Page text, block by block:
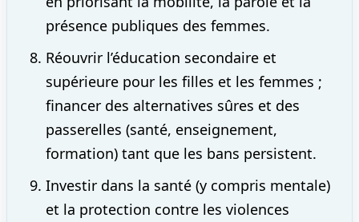
présence publiques des femmes.
Réouvrir l’éducation secondaire et
supérieure pour les filles et les femmes ;
financer des alternatives sûres et des
passerelles (santé, enseignement,
formation) tant que les bans persistent.
Investir dans la santé (y compris mentale)
et la protection contre les violences